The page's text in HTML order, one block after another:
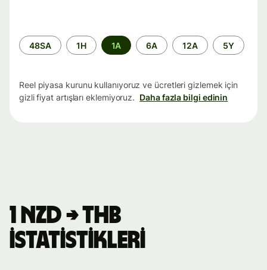
Zaman
aralığı
48SA 1H 1A 6A 12A 5Y
Reel piyasa kurunu kullanıyoruz ve ücretleri gizlemek için
gizli fiyat artışları eklemiyoruz. Daha fazla bilgi edinin
1 NZD → THB
istatistikleri